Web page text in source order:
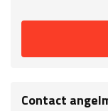
Contact